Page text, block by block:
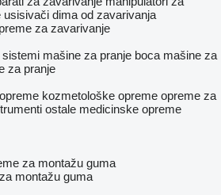
usisivači dima od zavarivanja
za zavarivanje
sistemi mašine za pranje boca mašine za
za pranje
kozmetološke opreme opreme za
ostale medicinske opreme
za montažu guma
montažu guma